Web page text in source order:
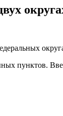
пунктов.